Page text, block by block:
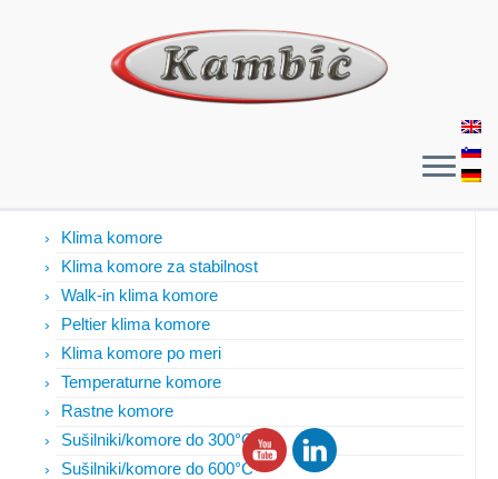
Klima komore
Klima komore za stabilnost
Walk-in klima komore
Peltier klima komore
Klima komore po meri
Temperaturne komore
Rastne komore
Sušilniki/komore do 300°C
Sušilniki/komore do 600°C